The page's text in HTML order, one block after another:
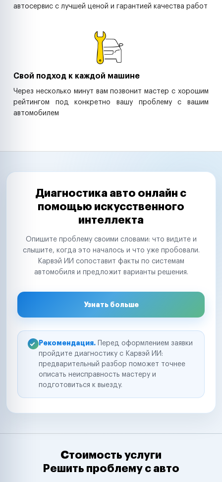
автосервис с лучшей ценой и гарантией качества работ
Свой подход к каждой машине
Через несколько минут вам позвонит мастер с хорошим
рейтингом под конкретно вашу проблему с вашим
автомобилем
Диагностика авто онлайн с
помощью искусственного
интеллекта
Опишите проблему своими словами: что видите и
слышите, когда это началось и что уже пробовали.
Карвэй ИИ сопоставит факты по системам
автомобиля и предложит варианты решения.
Узнать больше
Рекомендация. Перед оформлением заявки
пройдите диагностику с Карвэй ИИ:
предварительный разбор поможет точнее
описать неисправность мастеру и
подготовиться к выезду.
Стоимость услуги
Решить проблему с авто